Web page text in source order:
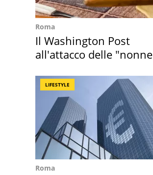
Roma
Il Washington Post
all'attacco delle "nonne
LIFESTYLE
Roma